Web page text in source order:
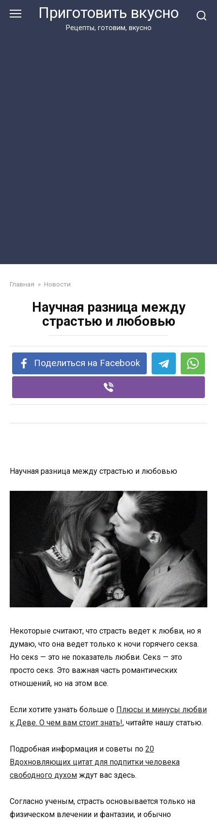
Приготовить вкусно
Рецепты, готовим, вкусно
Главная » Новости
Научная разница между
страстью и любовью
Поделиться на Facebook
Научная разница между страстью и любовью
Некоторые считают, что страсть ведет к любви, но я
думаю, что она ведет только к ночи горячего секsа.
Но секs — это не показатель любви. Секs — это
просто секs. Это важная часть романтических
отношений, но на этом все.
Если хотите узнать больше о Плюсы и минусы любви
к Деве. О чем вам стоит знать!, читайте нашу статью.
Подробная информация и советы по 20
Вдохновляющих цитат для подпитки человека
свободного духом ждут вас здесь.
Согласно ученым, страсть основывается только на
физическом влечении и фантазии, и обычно